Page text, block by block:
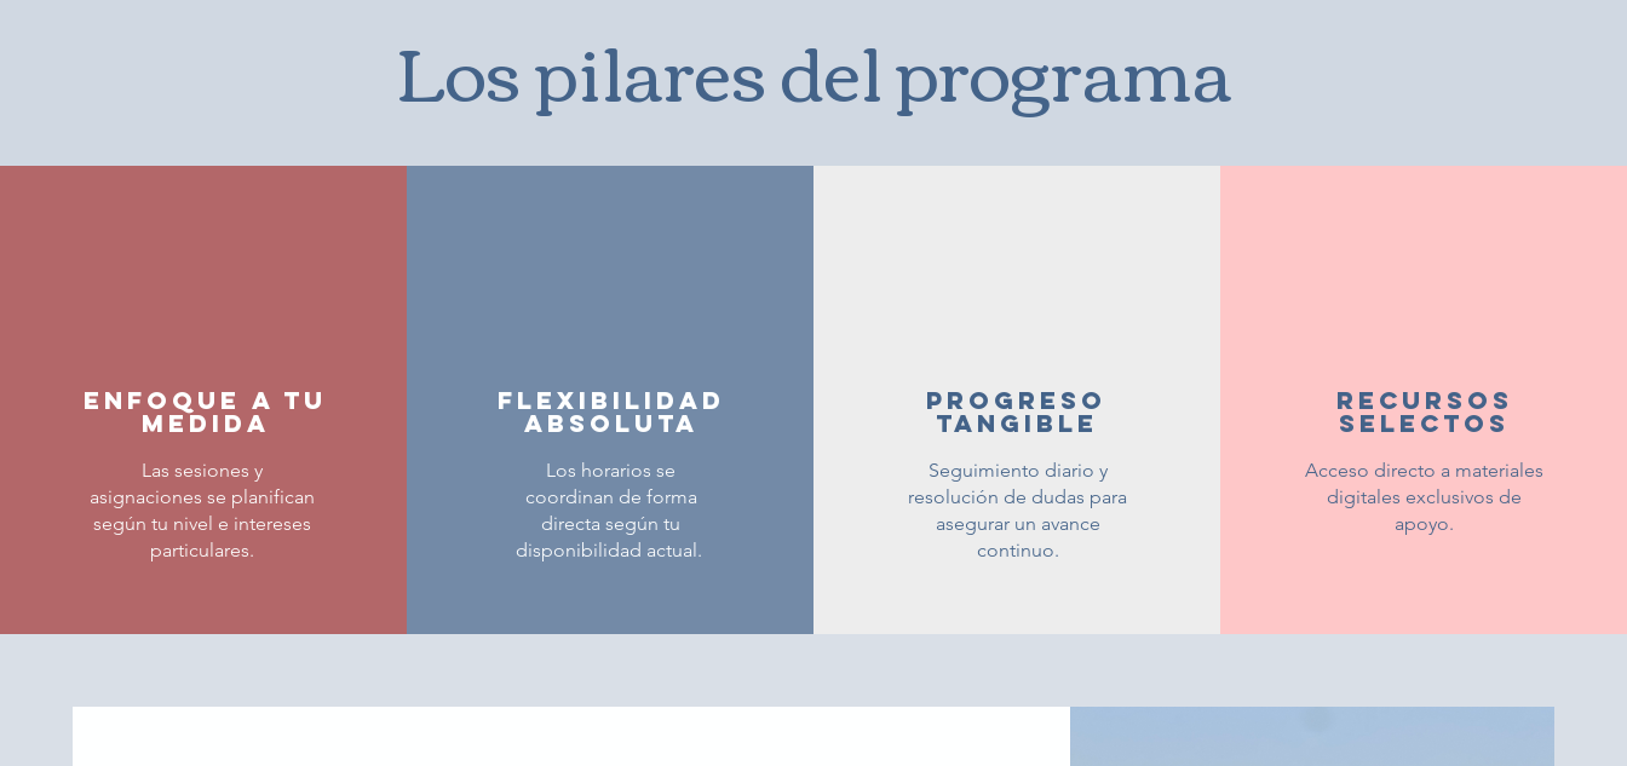
Los pilares del programa
Enfoque a tu
medida
Las sesiones y
asignaciones se planifican
según tu nivel e intereses
particulares.
Flexibilidad
absoluta
Los horarios se
coordinan de forma
directa según tu
disponibilidad actual.
progreso
tangible
Seguimiento diario y
resolución de dudas para
asegurar un avance
continuo.
recursos
selectos
Acceso directo a materiales
digitales exclusivos de
apoyo.